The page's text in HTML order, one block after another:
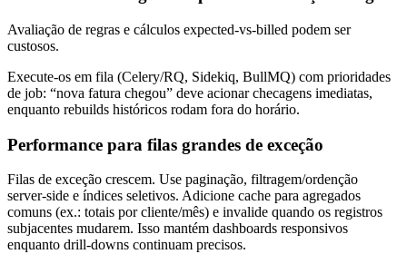
Avaliação de regras e cálculos expected-vs-billed podem ser
custosos.
Execute-os em fila (Celery/RQ, Sidekiq, BullMQ) com prioridades
de job: “nova fatura chegou” deve acionar checagens imediatas,
enquanto rebuilds históricos rodam fora do horário.
Performance para filas grandes de exceção
Filas de exceção crescem. Use paginação, filtragem/ordenção
server-side e índices seletivos. Adicione cache para agregados
comuns (ex.: totais por cliente/mês) e invalide quando os registros
subjacentes mudarem. Isso mantém dashboards responsivos
enquanto drill-downs continuam precisos.